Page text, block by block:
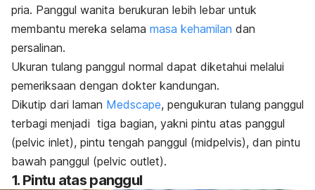
pria. Panggul wanita berukuran lebih lebar untuk
membantu mereka selama masa kehamilan dan
persalinan.
Ukuran tulang panggul normal dapat diketahui melalui
pemeriksaan dengan dokter kandungan.
Dikutip dari laman Medscape, pengukuran tulang panggul
terbagi menjadi tiga bagian, yakni pintu atas panggul
(pelvic inlet), pintu tengah panggul (midpelvis), dan pintu
bawah panggul (pelvic outlet).
1. Pintu atas panggul